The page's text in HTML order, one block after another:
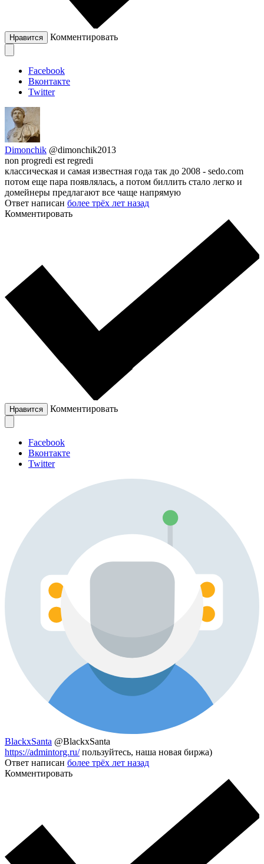
Нравится Комментировать
Facebook
Вконтакте
Twitter
Dimonchik @dimonchik2013
non progredi est regredi
классическая и самая известная года так до 2008 - sedo.com
потом еще пара появлялась, а потом биллить стало легко и
домейнеры предлагают все чаще напрямую
Ответ написан более трёх лет назад
Комментировать
Нравится Комментировать
Facebook
Вконтакте
Twitter
BlackxSanta @BlackxSanta
https://admintorg.ru/пользуйтесь, наша новая биржа)
Ответ написан более трёх лет назад
Комментировать